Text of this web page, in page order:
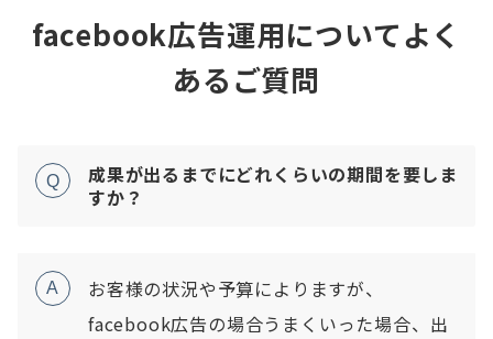
facebook広告運用についてよく
あるご質問
Q
成果が出るまでにどれくらいの期間を要しま
すか？
A
お客様の状況や予算によりますが、
facebook広告の場合うまくいった場合、 出